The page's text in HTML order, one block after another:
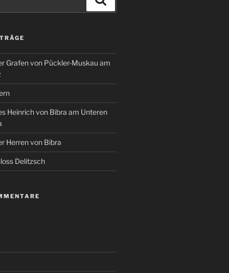
Grafen von Pückler-Muskau am
Heinrich von Bibra am Unteren
Herren von Bibra
Delitzsch